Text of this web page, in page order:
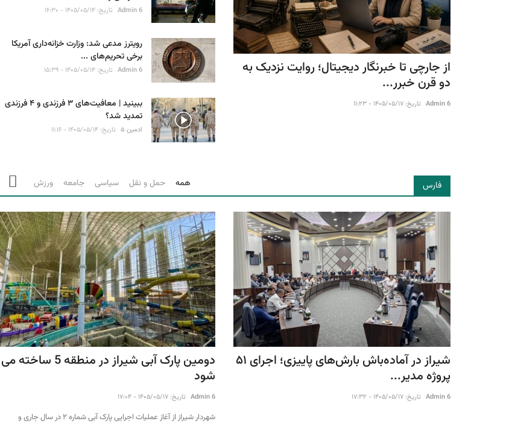
از جارچی تا خبرنگار دیجیتال؛ روایت نزدیک به
دو قرن خبرر...
Admin 6 تاریخ: ۱۴۰۵/۰۵/۱۷ - ۱۱:۲۳
Admin 6 تاریخ: ۱۴۰۵/۰۵/۱۴ - ۱۶:۳۰
رویترز مدعی شد: وزارت خزانه‌داری آمریکا
برخی تحریم‌های ...
Admin 6 تاریخ: ۱۴۰۵/۰۵/۱۴ - ۱۵:۳۹
ببینید | معافیت‌های ۳ فرزندی و ۴ فرزندی
تمدید شد؟
ادمین ۵ تاریخ: ۱۴۰۵/۰۵/۱۴ - ۱۱:۱۶
فارس همه حمل و نقل سیاسی جامعه ورزش
شیراز در آماده‌باش بارش‌های پاییزی؛ اجرای ۵۱
پروژه مدیر...
Admin 6 تاریخ: ۱۴۰۵/۰۵/۱۷ - ۱۷:۳۲
دومین پارک آبی شیراز در منطقه 5 ساخته می
شود
Admin 6 تاریخ: ۱۴۰۵/۰۵/۱۷ - ۱۷:۰۴
شهردار شیراز از آغاز عملیات اجرایی پارک آبی شماره ۲ در سال جاری و